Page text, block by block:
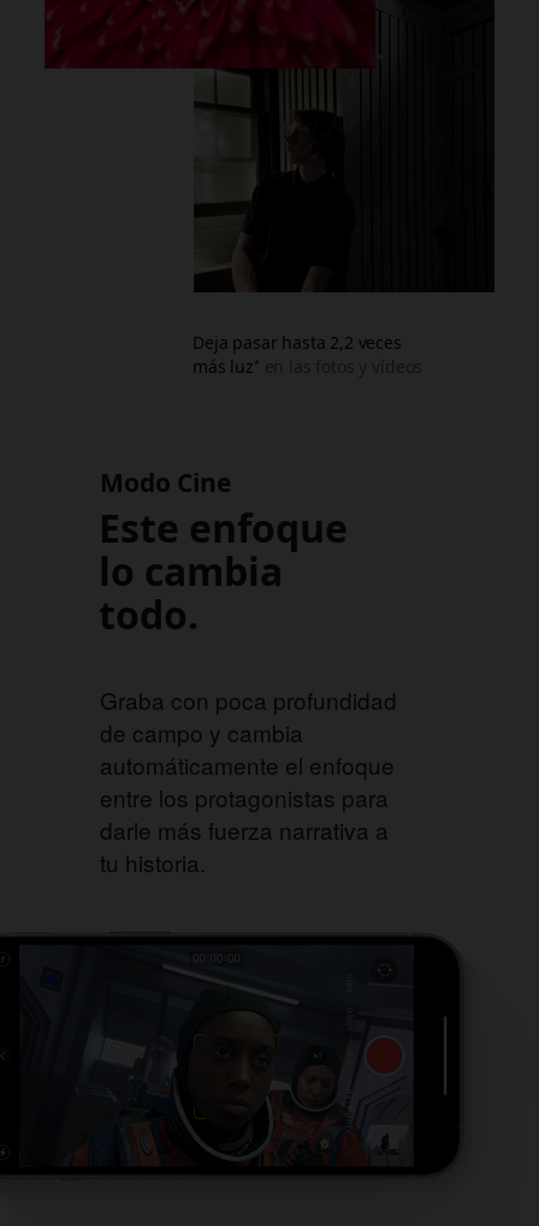
Deja pasar hasta 2,2 veces
más luz*
Modo Cine
Este enfoque
lo cambia
todo.
Graba con poca profundidad
de campo y cambia
automáticamente el enfoque
entre los protagonistas para
darle más fuerza narrativa a
tu historia.